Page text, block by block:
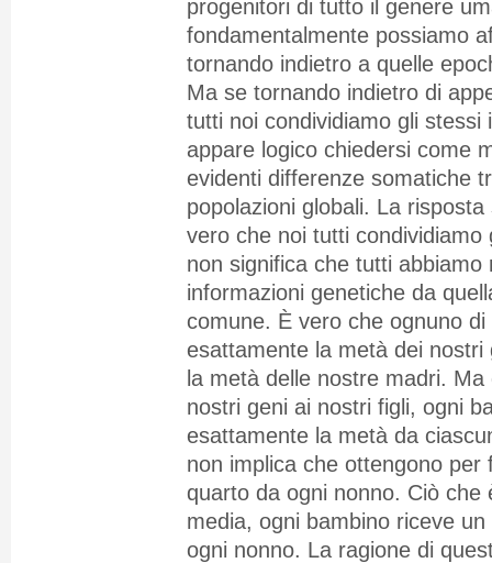
progenitori di tutto il genere
fondamentalmente possiamo
tornando indietro a quelle
Ma se tornando indietro di
tutti noi condividiamo gli stessi
appare logico chiedersi come
evidenti differenze somatiche
popolazioni globali. La
vero che noi tutti condividiamo
non significa che tutti abbiamo
informazioni genetiche da
comune. È vero che ognuno di
esattamente la metà dei nostri
la metà delle nostre madri.
nostri geni ai nostri figli, ogni
esattamente la metà da
non implica che ottengono
quarto da ogni nonno. Ciò che
media, ogni bambino riceve
ogni nonno. La ragione di